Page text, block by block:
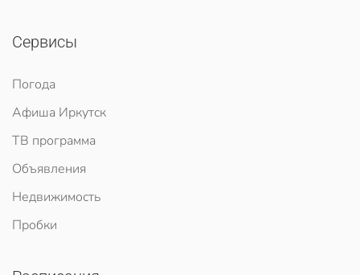
Сервисы
Погода
Афиша Иркутск
ТВ программа
Объявления
Недвижимость
Пробки